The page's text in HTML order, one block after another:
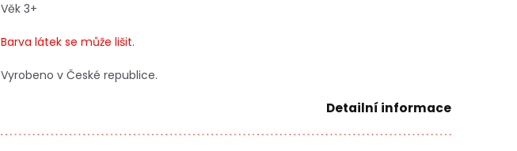
Věk 3+
Barva látek se může lišit.
Vyrobeno v České republice.
Detailní informace